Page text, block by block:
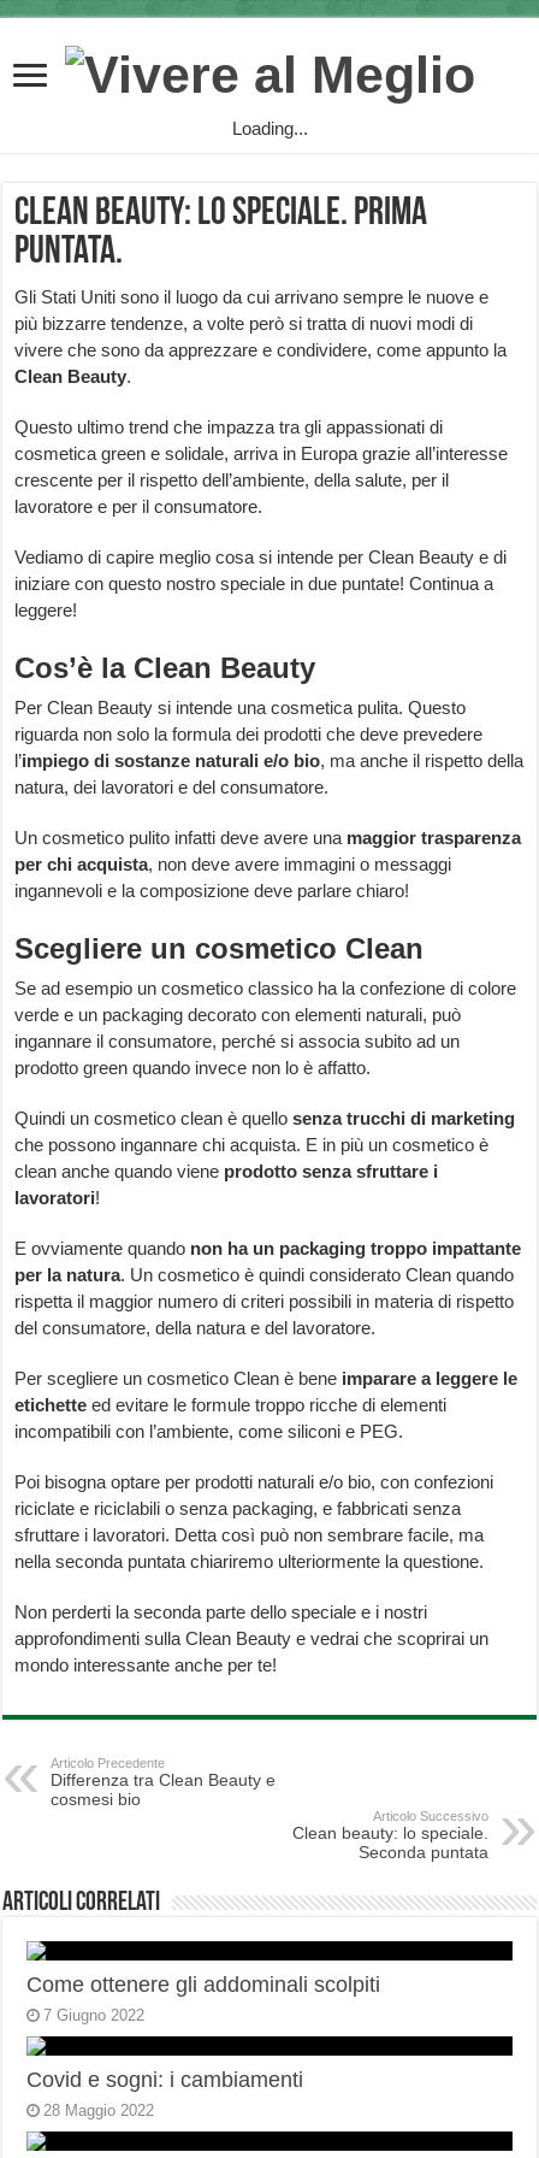
Loading...
Clean beauty: lo speciale. Prima
puntata.
Gli Stati Uniti sono il luogo da cui arrivano sempre le nuove e
più bizzarre tendenze, a volte però si tratta di nuovi modi di
vivere che sono da apprezzare e condividere, come appunto la
Clean Beauty.
Questo ultimo trend che impazza tra gli appassionati di
cosmetica green e solidale, arriva in Europa grazie all’interesse
crescente per il rispetto dell’ambiente, della salute, per il
lavoratore e per il consumatore.
Vediamo di capire meglio cosa si intende per Clean Beauty e di
iniziare con questo nostro speciale in due puntate! Continua a
leggere!
Cos’è la Clean Beauty
Per Clean Beauty si intende una cosmetica pulita. Questo
riguarda non solo la formula dei prodotti che deve prevedere
l’impiego di sostanze naturali e/o bio, ma anche il rispetto della
natura, dei lavoratori e del consumatore.
Un cosmetico pulito infatti deve avere una maggior trasparenza
per chi acquista, non deve avere immagini o messaggi
ingannevoli e la composizione deve parlare chiaro!
Scegliere un cosmetico Clean
Se ad esempio un cosmetico classico ha la confezione di colore
verde e un packaging decorato con elementi naturali, può
ingannare il consumatore, perché si associa subito ad un
prodotto green quando invece non lo è affatto.
Quindi un cosmetico clean è quellosenza trucchi di marketing
che possono ingannare chi acquista. E in più un cosmetico è
clean anche quando viene prodotto senza sfruttare i
lavoratori!
E ovviamente quando non ha un packaging troppo impattante
per la natura. Un cosmetico è quindi considerato Clean quando
rispetta il maggior numero di criteri possibili in materia di rispetto
del consumatore, della natura e del lavoratore.
Per scegliere un cosmetico Clean è bene imparare a leggere le
etichette ed evitare le formule troppo ricche di elementi
incompatibili con l’ambiente, come siliconi e PEG.
Poi bisogna optare per prodotti naturali e/o bio, con confezioni
riciclate e riciclabili o senza packaging, e fabbricati senza
sfruttare i lavoratori. Detta così può non sembrare facile, ma
nella seconda puntata chiariremo ulteriormente la questione.
Non perderti la seconda parte dello speciale e i nostri
approfondimenti sulla Clean Beauty e vedrai che scoprirai un
mondo interessante anche per te!
Articolo Precedente
Differenza tra Clean Beauty e
cosmesi bio
Articolo Successivo
Clean beauty: lo speciale.
Seconda puntata
Articoli correlati
Come ottenere gli addominali scolpiti
7 Giugno 2022
Covid e sogni: i cambiamenti
28 Maggio 2022